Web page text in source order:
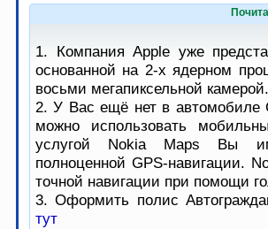
1. Компания Apple уже
основанной на 2-х ядерном
восьми мегапиксельной камерой.
2. У Вас ещё нет в автомобиле
можно использовать
услугой Nokia Maps Вы
полноценной GPS-навигации.
точной навигации при помощи
3. Оформить полис
тут